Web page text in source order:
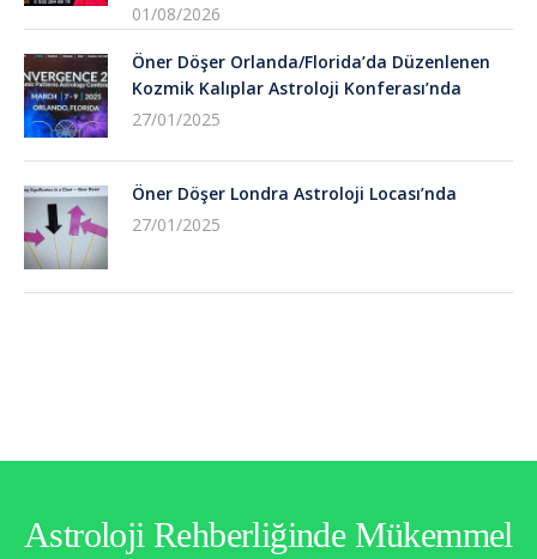
01/08/2026
Öner Döşer Orlanda/Florida’da Düzenlenen
Kozmik Kalıplar Astroloji Konferası’nda
27/01/2025
Öner Döşer Londra Astroloji Locası’nda
27/01/2025
Astroloji Rehberliğinde Mükemmel